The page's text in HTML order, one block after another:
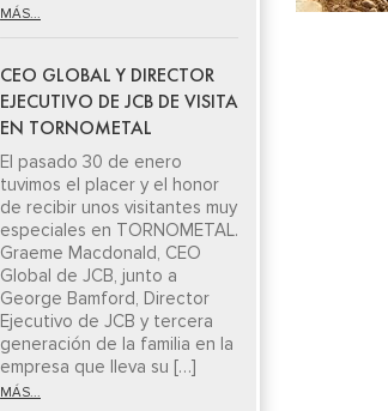
MÁS...
CEO GLOBAL Y DIRECTOR
EJECUTIVO DE JCB DE VISITA
EN TORNOMETAL
El pasado 30 de enero
tuvimos el placer y el honor
de recibir unos visitantes muy
especiales en TORNOMETAL.
Graeme Macdonald, CEO
Global de JCB, junto a
George Bamford, Director
Ejecutivo de JCB y tercera
generación de la familia en la
empresa que lleva su […]
MÁS...